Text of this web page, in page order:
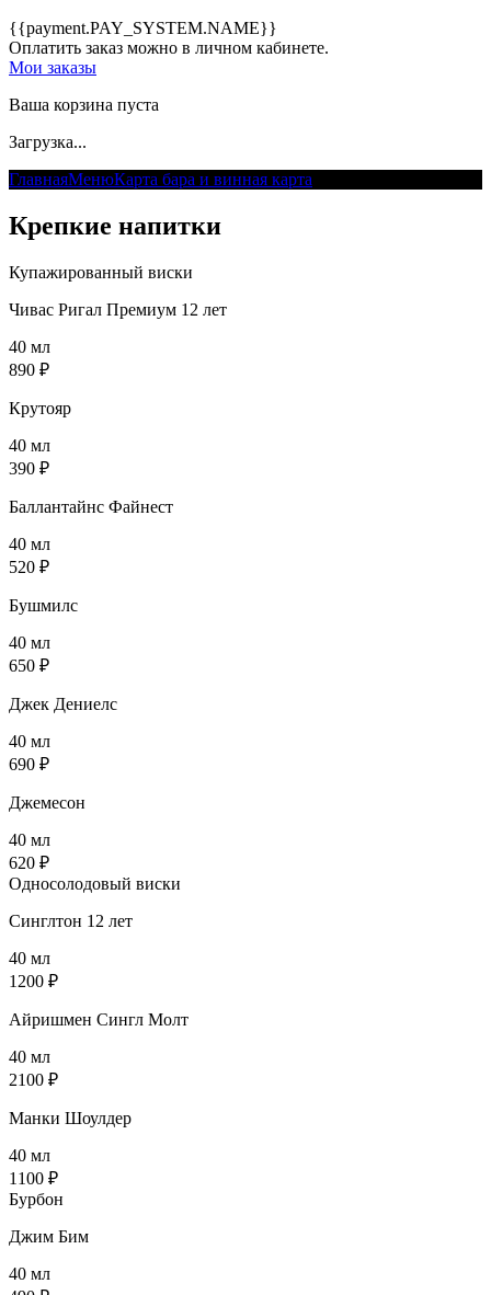
{{payment.PAY_SYSTEM.NAME}}
Оплатить заказ можно в личном кабинете.
Мои заказы
Ваша корзина пуста
Загрузка...
ГлавнаяМенюКарта бара и винная карта
Крепкие напитки
Купажированный виски
Чивас Ригал Премиум 12 лет
40 мл
890 ₽
Крутояр
40 мл
390 ₽
Баллантайнс Файнест
40 мл
520 ₽
Бушмилс
40 мл
650 ₽
Джек Дениелс
40 мл
690 ₽
Джемесон
40 мл
620 ₽
Односолодовый виски
Синглтон 12 лет
40 мл
1200 ₽
Айришмен Сингл Молт
40 мл
2100 ₽
Манки Шоулдер
40 мл
1100 ₽
Бурбон
Джим Бим
40 мл